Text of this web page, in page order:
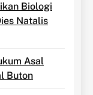
Biologi
Natalis
Asal
Buton